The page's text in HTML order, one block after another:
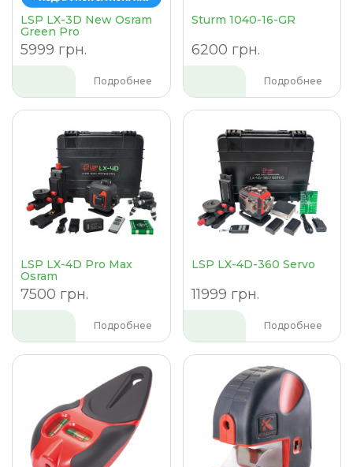
LSP LX-3D New Osram
Green Pro
5999 грн.
Подробнее
Sturm 1040-16-GR
6200 грн.
Подробнее
LSP LX-4D Pro Max
Osram
7500 грн.
Подробнее
LSP LX-4D-360 Servo
11999 грн.
Подробнее